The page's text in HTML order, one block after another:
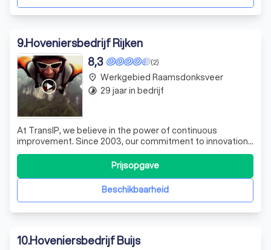
9.Hoveniersbedrijf Rijken
(2)
8,3
At TransIP, we believe in the power of continuous
improvement. Since 2003, our commitment to innovation
has made us the largest registrar in the Netherlands. Our
dedicated team is here to support you every step of the
way. Ready to elevate your online presence? Request a
free quote today!
Beschikbaarheid
Prijsopgave
place Werkgebied Raamsdonksveer
timelapse 29 jaar in bedrijf
10.Hoveniersbedrijf Buijs